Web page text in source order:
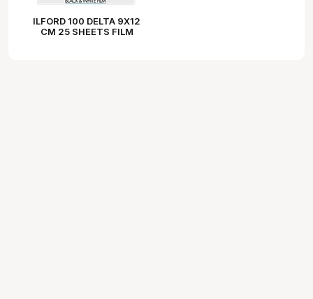
ILFORD 100 DELTA 9X12
CM 25 SHEETS FILM